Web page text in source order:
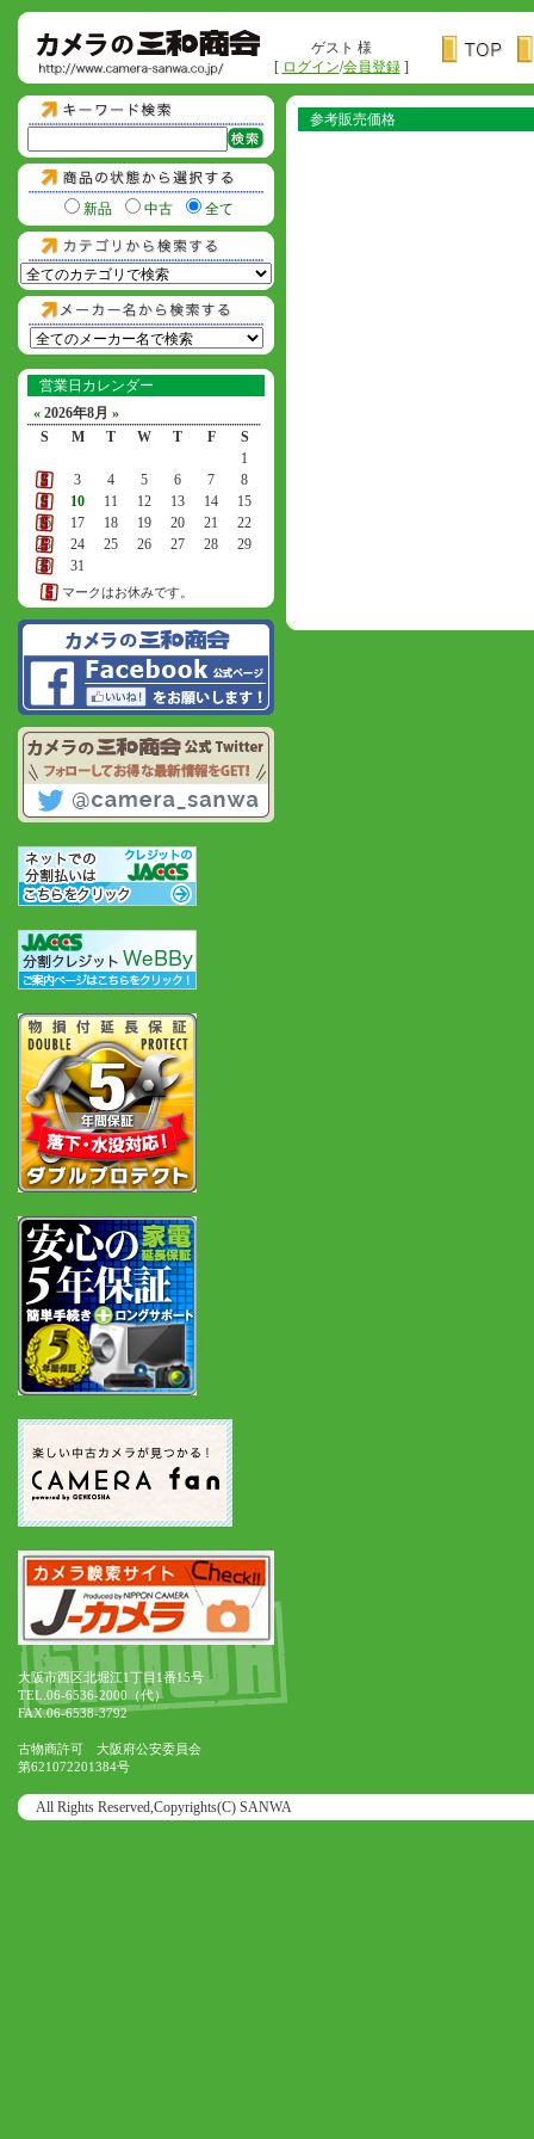
ゲスト 様
[ ログイン/会員登録]
新品 中古 全て
営業日カレンダー
« 2026年8月 »
S
M T W T F
S
1
2
3 4 5 6 7
8
9
10 11 12 13 14
15
16
17 18 19 20 21
22
23
24 25 26 27 28
29
30
31
マークはお休みです。
参考販売価格
大阪市西区北堀江1丁目1番15号
TEL.06-6536-2000（代）
FAX.06-6538-3792
古物商許可 大阪府公安委員会
第621072201384号
All Rights Reserved,Copyrights(C) SANWA